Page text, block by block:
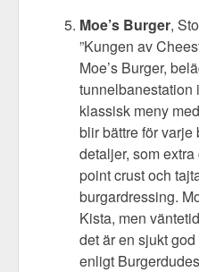
Moe’s Burger,
”Kungen av
Moe’s Burger,
tunnelbanestation
klassisk meny
blir bättre för
detaljer, som
point crust och
burgardressing.
Kista, men
det är en sjukt
enligt